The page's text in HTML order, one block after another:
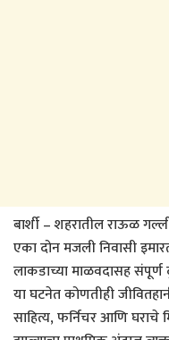
बार्शी – शहरातील राऊळ
एका दोन मजली निवासी
लाकडाच्या माळवदासह
या घटनेत कोणतीही
साहित्य, फर्निचर आणि